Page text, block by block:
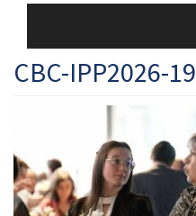
CBC-IPP2026-19